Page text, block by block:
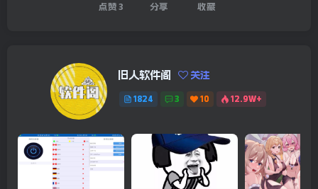
点赞 3 分享 收藏
旧人软件阁 关注
1824 3 10 12.9W+